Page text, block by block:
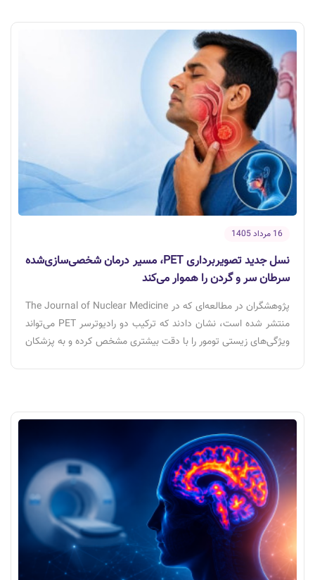
16 مرداد 1405
نسل جدید تصویربرداری PET، مسیر درمان شخصی‌سازی‌شده
سرطان سر و گردن را هموار می‌کند
پژوهشگران در مطالعه‌ای که در The Journal of Nuclear Medicine
منتشر شده است، نشان دادند که ترکیب دو رادیوترسر PET می‌تواند
ویژگی‌های زیستی تومور را با دقت بیشتری مشخص کرده و به پزشکان